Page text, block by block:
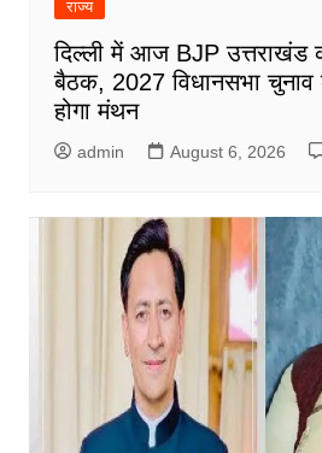
राज्य
दिल्ली में आज BJP उत्तराखंड
बैठक, 2027 विधानसभा चुनाव
होगा मंथन
admin August 6, 2026